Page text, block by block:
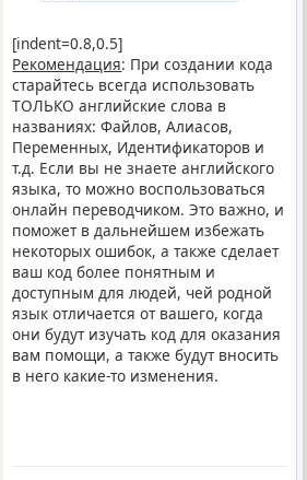
[indent=0.8,0.5]
Рекомендация: При создании кода
старайтесь всегда использовать
ТОЛЬКО английские слова в
названиях: Файлов, Алиасов,
Переменных, Идентификаторов и
т.д. Если вы не знаете английского
языка, то можно воспользоваться
онлайн переводчиком. Это важно, и
поможет в дальнейшем избежать
некоторых ошибок, а также сделает
ваш код более понятным и
доступным для людей, чей родной
язык отличается от вашего, когда
они будут изучать код для оказания
вам помощи, а также будут вносить
в него какие-то изменения.